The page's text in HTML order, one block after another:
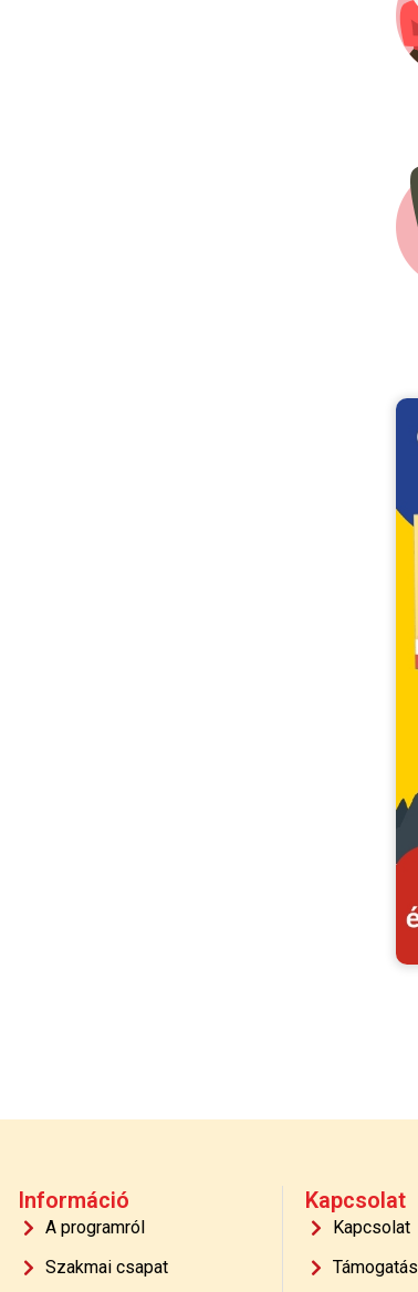
Információ
A programról
Szakmai csapat
Kapcsolat
Kapcsolat
Támogatás